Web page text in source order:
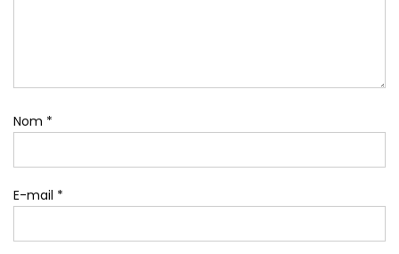
Nom *
E-mail *